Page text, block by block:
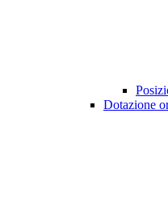
Dotazione